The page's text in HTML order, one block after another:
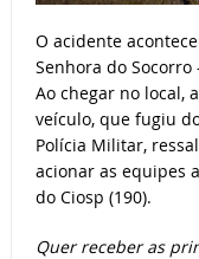
O acidente
Senhora do Socorro
Ao chegar no local,
veículo, que fugiu
Polícia Militar,
acionar as equipes
do Ciosp (190).
Quer receber as